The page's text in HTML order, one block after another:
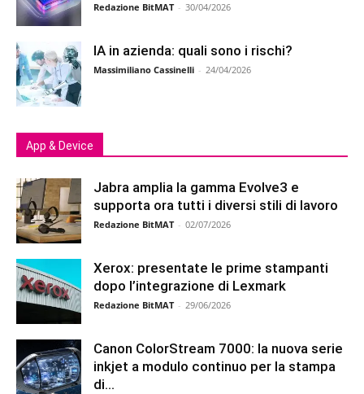
Redazione BitMAT - 30/04/2026
IA in azienda: quali sono i rischi?
Massimiliano Cassinelli - 24/04/2026
App & Device
Jabra amplia la gamma Evolve3 e
supporta ora tutti i diversi stili di lavoro
Redazione BitMAT - 02/07/2026
Xerox: presentate le prime stampanti
dopo l’integrazione di Lexmark
Redazione BitMAT - 29/06/2026
Canon ColorStream 7000: la nuova serie
inkjet a modulo continuo per la stampa
di...